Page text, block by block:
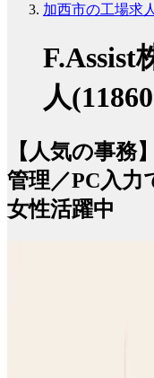
加西市の工場求人
F.Assist
人
【人気の事務
管理／PC入力
女性活躍中